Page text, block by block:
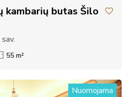
kambarių butas Šilo
55 m²
Nuomojama